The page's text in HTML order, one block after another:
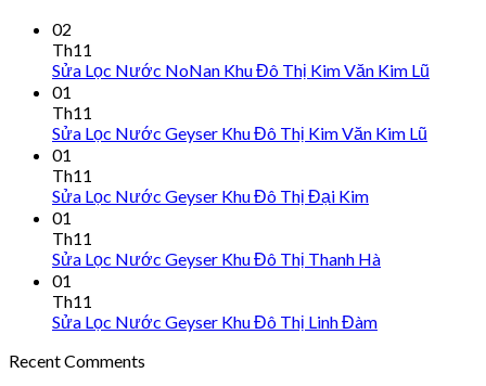
02
Th11
Sửa Lọc Nước NoNan Khu Đô Thị Kim Văn Kim Lũ
01
Th11
Sửa Lọc Nước Geyser Khu Đô Thị Kim Văn Kim Lũ
01
Th11
Sửa Lọc Nước Geyser Khu Đô Thị Đại Kim
01
Th11
Sửa Lọc Nước Geyser Khu Đô Thị Thanh Hà
01
Th11
Sửa Lọc Nước Geyser Khu Đô Thị Linh Đàm
Recent Comments